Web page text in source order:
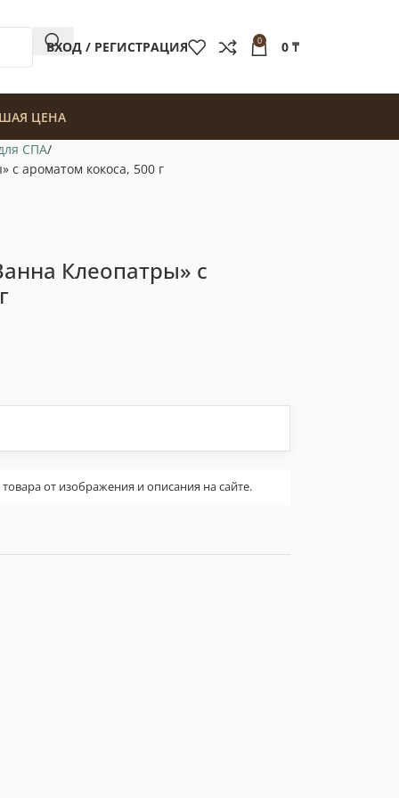
ВХОД / РЕГИСТРАЦИЯ 0 0 ₸
ЦЕНА
СПА
ароматом кокоса, 500 г
Клеопатры» с
от изображения и описания на сайте.